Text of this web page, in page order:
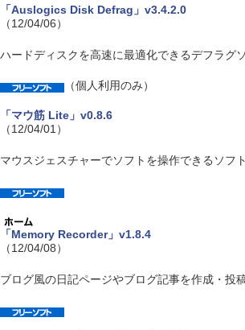
「Auslogics Disk Defrag」v3.4.2.0
（12/04/06）
ハードディスクを高速に最適化できるデフラグ
（個人利用のみ）
「マウ筋 Lite」v0.8.6
（12/04/01）
マウスジェスチャーでソフトを操作できるソフ
「Memory Recorder」v1.8.4
（12/04/08）
ブログ風の日記ページやブログ記事を作成・投